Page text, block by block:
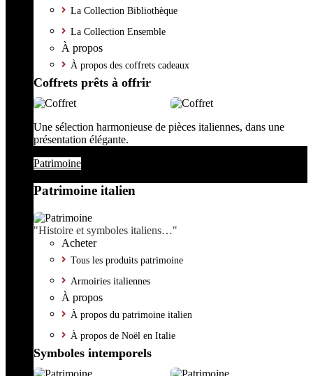
La Collection Bibliothèque
La Collection Ensemble
À propos
À propos des coffrets cadeaux
Coffrets prêts à offrir
Une sélection harmonieuse de pièces italiennes, dans une
présentation élégante.
Patrimoine
Patrimoine italien
"Histoire et symboles italiens…"
Acheter
Tous les produits patrimoine
Armoiries italiennes
À propos
À propos du patrimoine italien
À propos de Noël en Italie
Symboles intemporels